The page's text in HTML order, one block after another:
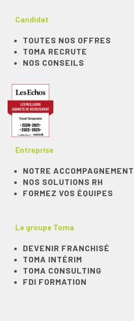
Candidat
TOUTES NOS OFFRES
TOMA RECRUTE
NOS CONSEILS
Entreprise
NOTRE ACCOMPAGNEMENT
NOS SOLUTIONS RH
FORMEZ VOS ÉQUIPES
Le groupe Toma
DEVENIR FRANCHISÉ
TOMA INTÉRIM
TOMA CONSULTING
FDI FORMATION